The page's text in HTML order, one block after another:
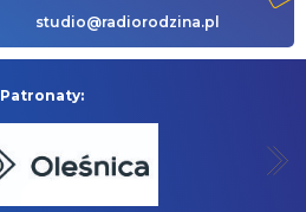
studio@radiorodzina.pl
Patronaty: